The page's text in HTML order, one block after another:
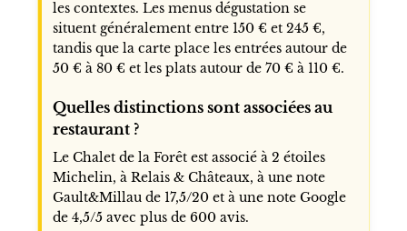
les contextes. Les menus dégustation se
situent généralement entre 150 € et 245 €,
tandis que la carte place les entrées autour de
50 € à 80 € et les plats autour de 70 € à 110 €.
Quelles distinctions sont associées au
restaurant ?
Le Chalet de la Forêt est associé à 2 étoiles
Michelin, à Relais & Châteaux, à une note
Gault&Millau de 17,5/20 et à une note Google
de 4,5/5 avec plus de 600 avis.